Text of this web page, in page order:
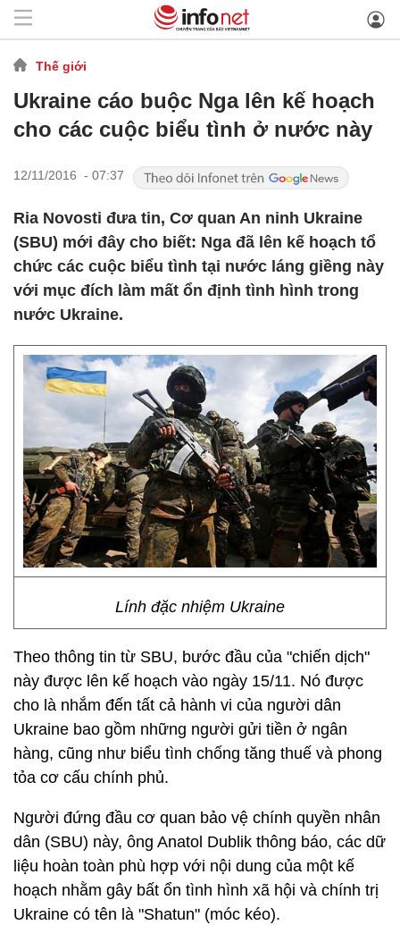
Thế giới
Ukraine cáo buộc Nga lên kế hoạch
cho các cuộc biểu tình ở nước này
12/11/2016 - 07:37
Ria Novosti đưa tin, Cơ quan An ninh Ukraine
(SBU) mới đây cho biết: Nga đã lên kế hoạch tổ
chức các cuộc biểu tình tại nước láng giềng này
với mục đích làm mất ổn định tình hình trong
nước Ukraine.
Lính đặc nhiệm Ukraine
Theo thông tin từ SBU, bước đầu của "chiến dịch"
này được lên kế hoạch vào ngày 15/11. Nó được
cho là nhắm đến tất cả hành vi của người dân
Ukraine bao gồm những người gửi tiền ở ngân
hàng, cũng như biểu tình chống tăng thuế và phong
tỏa cơ cấu chính phủ.
Người đứng đầu cơ quan bảo vệ chính quyền nhân
dân (SBU) này, ông Anatol Dublik thông báo, các dữ
liệu hoàn toàn phù hợp với nội dung của một kế
hoạch nhằm gây bất ổn tình hình xã hội và chính trị
Ukraine có tên là "Shatun" (móc kéo).